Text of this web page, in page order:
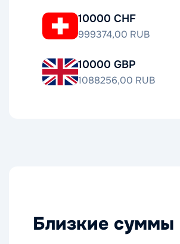
10000 CHF
999374,00 RUB
10000 GBP
1088256,00 RUB
Близкие суммы